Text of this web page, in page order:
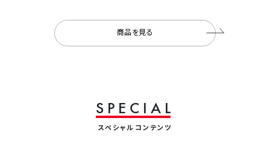
商品を見る
S P E C A L
スペシャルコンテンツ